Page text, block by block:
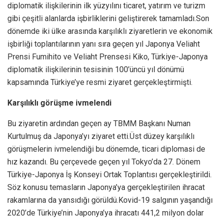
diplomatik ilişkilerinin ilk yüzyılını ticaret, yatırım ve turizm
gibi çeşitli alanlarda işbirliklerini geliştirerek tamamladı.Son
dönemde iki ülke arasında karşılıklı ziyaretlerin ve ekonomik
işbirliği toplantılarının yanı sıra geçen yıl Japonya Veliaht
Prensi Fumihito ve Veliaht Prensesi Kiko, Türkiye-Japonya
diplomatik ilişkilerinin tesisinin 100’üncü yıl dönümü
kapsamında Türkiye’ye resmi ziyaret gerçekleştirmişti.
Karşılıklı görüşme ivmelendi
Bu ziyaretin ardından geçen ay TBMM Başkanı Numan
Kurtulmuş da Japonya’yı ziyaret etti.Üst düzey karşılıklı
görüşmelerin ivmelendiği bu dönemde, ticari diplomasi de
hız kazandı. Bu çerçevede geçen yıl Tokyo’da 27. Dönem
Türkiye-Japonya İş Konseyi Ortak Toplantısı gerçekleştirildi.
Söz konusu temasların Japonya’ya gerçekleştirilen ihracat
rakamlarına da yansıdığı görüldü.Kovid-19 salgının yaşandığı
2020’de Türkiye’nin Japonya’ya ihracatı 441,2 milyon dolar